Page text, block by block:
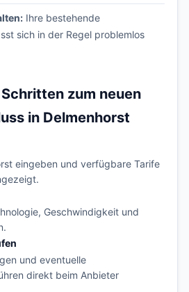
Ihre bestehende
sich in der Regel problemlos
zum neuen
in Delmenhorst
eingeben und verfügbare Tarife
Geschwindigkeit und
und eventuelle
direkt beim Anbieter